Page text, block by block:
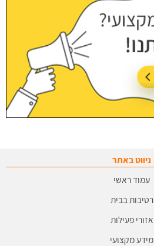
ניווט באתר
עמוד ראשי
רטיבות בבית
אזורי פעילות
מידע מקצועי